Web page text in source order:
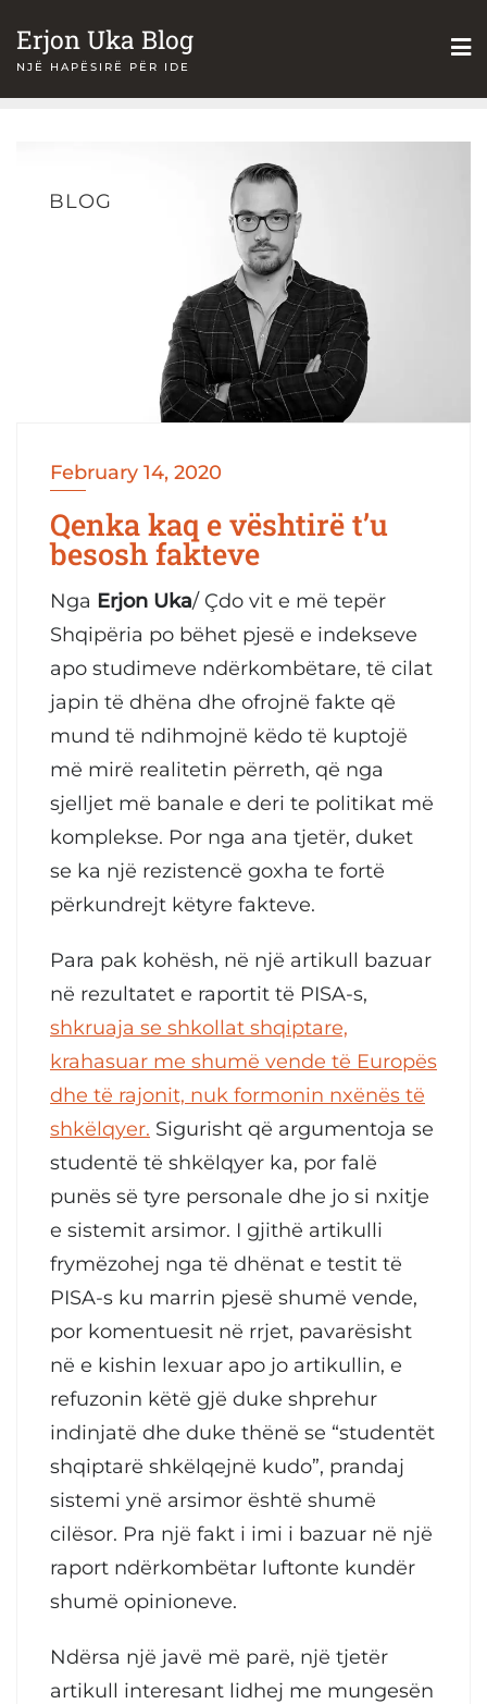
toErjon Uka Blog
NJË HAPËSIRË PËR IDE
BLOG
February 14, 2020
Qenka kaq e vështirë t’u
besosh fakteve
Nga Erjon Uka/ Çdo vit e më tepër
Shqipëria po bëhet pjesë e indekseve
apo studimeve ndërkombëtare, të cilat
japin të dhëna dhe ofrojnë fakte që
mund të ndihmojnë këdo të kuptojë
më mirë realitetin përreth, që nga
sjelljet më banale e deri te politikat më
komplekse. Por nga ana tjetër, duket
se ka një rezistencë goxha te fortë
përkundrejt këtyre fakteve.
Para pak kohësh, në një artikull bazuar
në rezultatet e raportit të PISA-s,
shkruaja se shkollat shqiptare,
krahasuar me shumë vende të Europës
dhe të rajonit, nuk formonin nxënës të
shkëlqyer. Sigurisht që argumentoja se
studentë të shkëlqyer ka, por falë
punës së tyre personale dhe jo si nxitje
e sistemit arsimor. I gjithë artikulli
frymëzohej nga të dhënat e testit të
PISA-s ku marrin pjesë shumë vende,
por komentuesit në rrjet, pavarësisht
në e kishin lexuar apo jo artikullin, e
refuzonin këtë gjë duke shprehur
indinjatë dhe duke thënë se “studentët
shqiptarë shkëlqejnë kudo”, prandaj
sistemi ynë arsimor është shumë
cilësor. Pra një fakt i imi i bazuar në një
raport ndërkombëtar luftonte kundër
shumë opinioneve.
Ndërsa një javë më parë, një tjetër
artikull interesant lidhej me mungesën